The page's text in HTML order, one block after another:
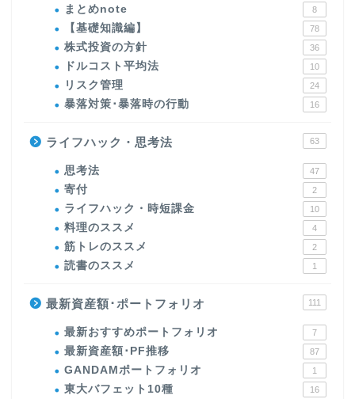
まとめnote 8
【基礎知識編】 78
株式投資の方針 36
ドルコスト平均法 10
リスク管理 24
暴落対策･暴落時の行動 16
ライフハック・思考法 63
思考法 47
寄付 2
ライフハック・時短課金 10
料理のススメ 4
筋トレのススメ 2
読書のススメ 1
最新資産額･ポートフォリオ 111
最新おすすめポートフォリオ 7
最新資産額･PF推移 87
GANDAMポートフォリオ 1
東大バフェット10種 16